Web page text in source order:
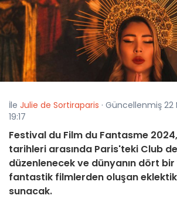
İle Julie de Sortiraparis · Güncellenmiş 22
19:17
Festival du Film du Fantasme
tarihleri arasında Paris'teki Club
düzenlenecek ve dünyanın dört bir
fantastik filmlerden oluşan
sunacak.